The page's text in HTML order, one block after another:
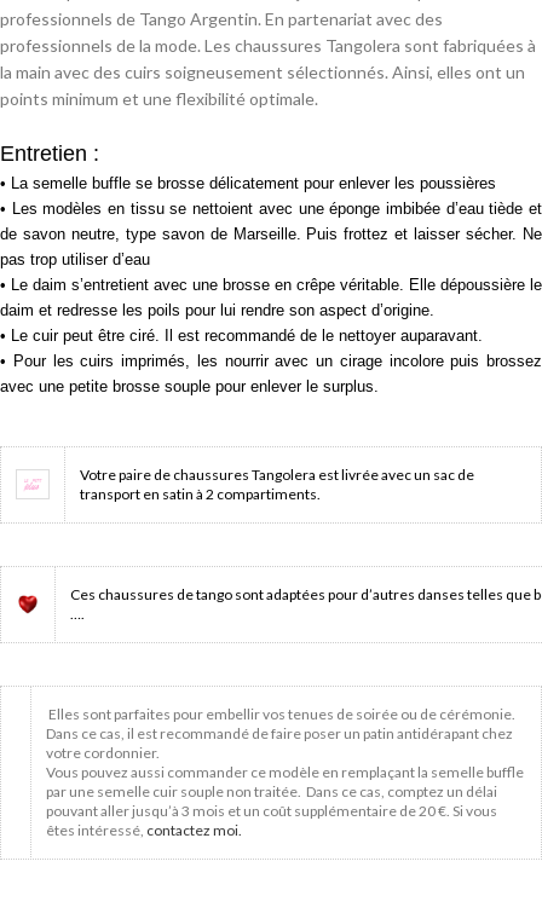
professionnels de Tango Argentin. En partenariat avec des
professionnels de la mode. Les chaussures Tangolera sont fabriquées à
la main avec des cuirs soigneusement sélectionnés. Ainsi, elles ont un
points minimum et une flexibilité optimale.
Entretien :
• La semelle buffle se brosse délicatement pour enlever les poussières
• Les modèles en tissu se nettoient avec une éponge imbibée d’eau tiède et
de savon neutre, type savon de Marseille. Puis frottez et laisser sécher. Ne
pas trop utiliser d’eau
• Le daim s’entretient avec une brosse en crêpe véritable. Elle dépoussière le
daim et redresse les poils pour lui rendre son aspect d’origine.
• Le cuir peut être ciré. Il est recommandé de le nettoyer auparavant.
• Pour les cuirs imprimés, les nourrir avec un cirage incolore puis brossez
avec une petite brosse souple pour enlever le surplus.
Votre paire de chaussures Tangolera est livrée avec un sac de
transport en satin à 2 compartiments.
Ces chaussures de tango sont adaptées pour d’autres danses telles que
….
Elles sont parfaites pour embellir vos tenues de soirée ou de cérémonie.
Dans ce cas, il est recommandé de faire poser un patin antidérapant chez
votre cordonnier.
Vous pouvez aussi commander ce modèle en remplaçant la semelle buffle
par une semelle cuir souple non traitée. Dans ce cas, comptez un délai
pouvant aller jusqu’à 3 mois et un coût supplémentaire de 20 €. Si vous
êtes intéressé, contactez moi.